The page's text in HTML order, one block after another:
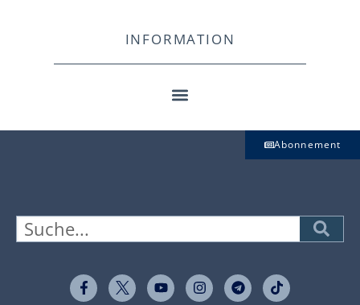
INFORMATION
Abonnement